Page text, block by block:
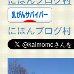
にほんブログ村